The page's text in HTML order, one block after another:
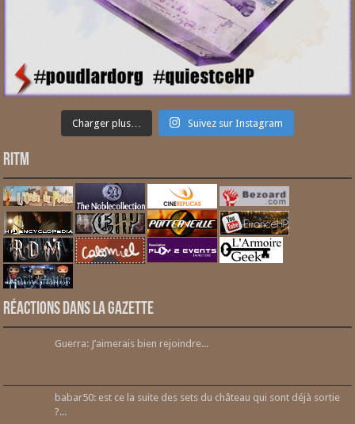
Charger plus… Suivez sur Instagram
RITM
Réactions dans la gazette
Guerra: J’aimerais bien rejoindre...
babar50: est ce la suite des sets du château qui sont déjà sortie
?...